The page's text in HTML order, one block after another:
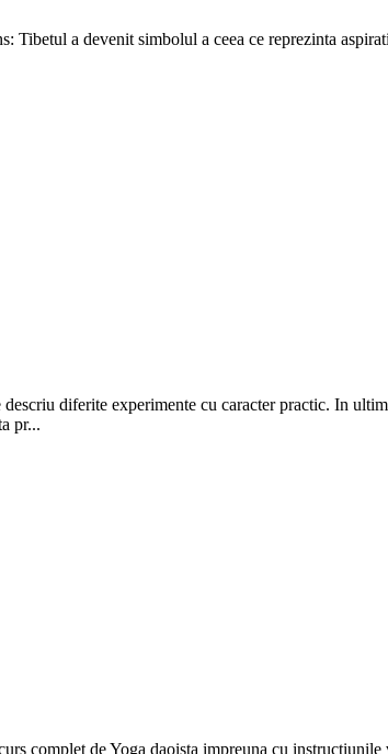
a devenit simbolul a ceea ce reprezinta
diferite experimente cu caracter practic. In
pr...
complet de Yoga daoista impreuna cu